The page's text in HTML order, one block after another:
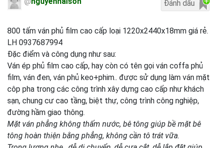
800 tấm ván phủ film cao cấp loại 1220x2440x18mm giá rẻ.
LH 0937687994
Đặc điểm và công dụng như sau:
Ván ép phủ film cao cấp, hay còn có tên gọi ván coffa phủ
film, ván đen, ván phủ keo+phim.. được sử dụng làm ván mặt
côp pha trong các công trình xây dựng cao cấp như khách
sạn, chung cư cao tầng, biệt thự, công trình công nghiệp,
đường hầm giao thông.
Mặt ván phẳng không thấm nước, bê tông giúp bề mặt bê
tông hoàn thiện bằng phẳng, không cần tô trát vữa.